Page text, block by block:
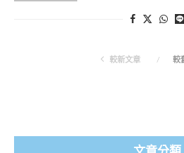
較新文章 較